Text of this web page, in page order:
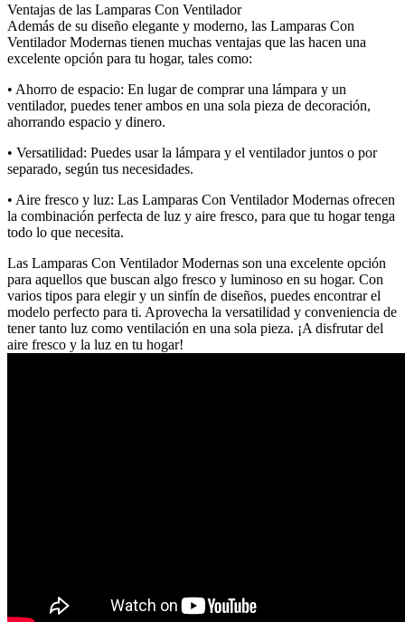
Ventajas de las Lamparas Con Ventilador
Además de su diseño elegante y moderno, las Lamparas Con
Ventilador Modernas tienen muchas ventajas que las hacen una
excelente opción para tu hogar, tales como:
• Ahorro de espacio: En lugar de comprar una lámpara y un
ventilador, puedes tener ambos en una sola pieza de decoración,
ahorrando espacio y dinero.
• Versatilidad: Puedes usar la lámpara y el ventilador juntos o por
separado, según tus necesidades.
• Aire fresco y luz: Las Lamparas Con Ventilador Modernas ofrecen
la combinación perfecta de luz y aire fresco, para que tu hogar tenga
todo lo que necesita.
Las Lamparas Con Ventilador Modernas son una excelente opción
para aquellos que buscan algo fresco y luminoso en su hogar. Con
varios tipos para elegir y un sinfín de diseños, puedes encontrar el
modelo perfecto para ti. Aprovecha la versatilidad y conveniencia de
tener tanto luz como ventilación en una sola pieza. ¡A disfrutar del
aire fresco y la luz en tu hogar!